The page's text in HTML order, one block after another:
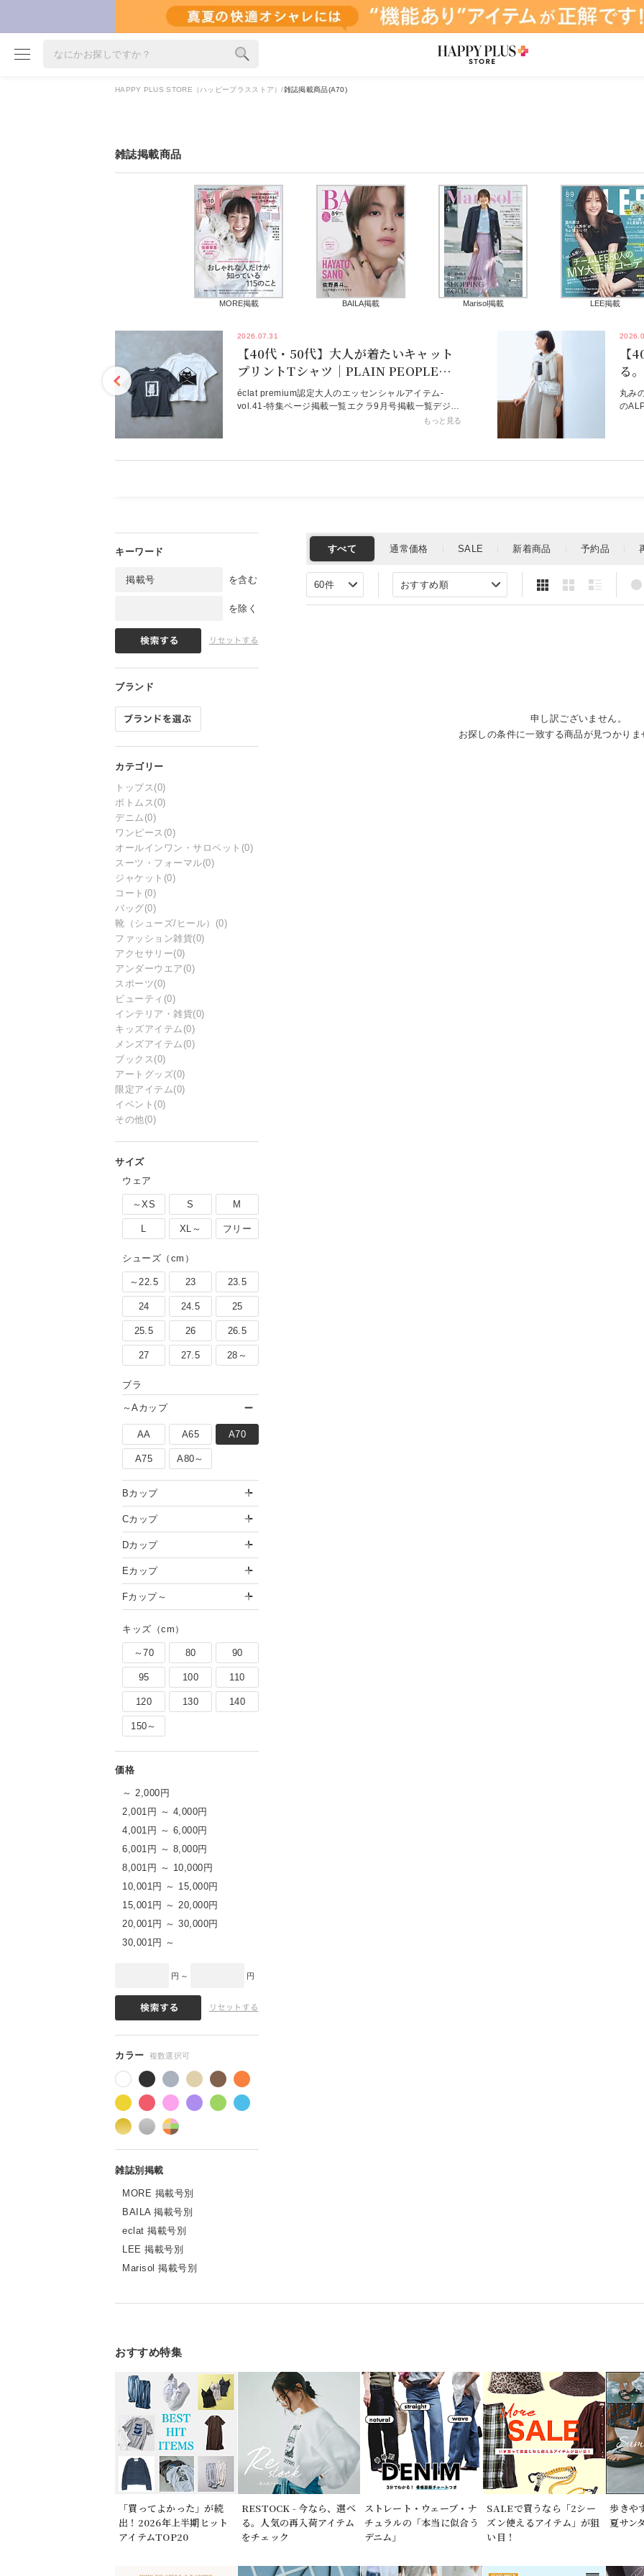
雑誌掲載アイテム
HAPPY PLUS STORE（ハッピープラスストア） 雑誌掲載商品(A70)
雑誌掲載商品
MORE掲載 BAILA掲載 Marisol掲載 LEE掲載
2026.07.31
【40代・50代】大人が着たいキャット
プリントTシャツ｜PLAIN PEOPLE
éclat2026年9月号特集
éclat premium認定大人のエッセンシャルアイテム-
vol.41-特集ページ掲載一覧エクラ9月号掲載一覧デジタ
ルカタログを見る8/8は世界ネコの日愛くるしい表情に
ともかわいい！ 切手
もっと見る
【
る
バ
丸み
の
「ピ
ジ掲
旅行＆帰省コーデ」おすすめ
し術「大人はこれ、どう着
しゃれに過ごしたい」「暑さに負けず快
はず。そんな夏旅に頼れるのが、一枚で
ム。今回は着回し提案ではありません
を含む
を除く
トップス (0)
ボトムス (0)
デニム (0)
ワンピース (0)
オールインワン・サロペット (0)
スーツ・フォーマル(0)
ジャケット (0)
コート (0)
バッグ(0)
靴（シューズ/ヒール） (0)
ファッション雑貨(0)
アクセサリー(0)
アンダーウエア (0)
スポーツ(0)
ビューティ (0)
インテリア・雑貨(0)
キッズアイテム (0)
メンズアイテム (0)
ブックス (0)
アートグッズ(0)
限定アイテム(0)
イベント (0)
その他(0)
ウェア
～XS S M
L XL～ フリー
シューズ（cm）
～22.5 23 23.5
24 24.5 25
25.5 26 26.5
27 27.5 28～
ブラ
～Aカップ
AA A65 A70
A75 A80～
Bカップ
Cカップ
Dカップ
Eカップ
Fカップ～
キッズ（cm）
～70 80 90
95 100 110
120 130 140
150～
～ 2,000円
2,001円 ～ 4,000円
4,001円 ～ 6,000円
6,001円 ～ 8,000円
8,001円 ～ 10,000円
10,001円 ～ 15,000円
15,001円 ～ 20,000円
20,001円 ～ 30,000円
30,001円 ～
円 ～ 円
MORE 掲載号別
BAILA 掲載号別
eclat 掲載号別
LEE 掲載号別
Marisol 掲載号別
申し訳ございません。
お探しの条件に一致する商品が見つかりま
おすすめ特集
「買ってよかった」が続
出！2026年上半期ヒット
アイテムTOP20
RESTOCK - 今なら、選べ
る。人気の再入荷アイテム
をチェック
ストレート・ウェーブ・ナ
チュラルの「本当に似合う
デニム」
SALEで買うなら「2シー
ズン使えるアイテム」が狙
い目！
歩きや
夏サン